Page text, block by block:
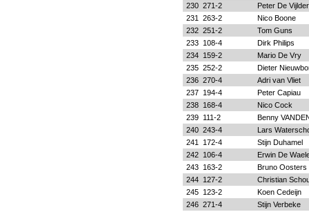
230 271-2
Peter De Vijlder
231
263-2
Nico Boone
232 251-2
Tom Guns
233 108-4
Dirk Philips
234 159-2
Mario De Vry
235 252-2
Dieter
236 270-4
Adri van Vliet
237 194-4
Peter Capiau
238 168-4
Nico Cock
239 111-2
Benny
240 243-4
Lars
241
172-4
Stijn Duhamel
242 106-4
Erwin De
243 163-2
Bruno Oosters
244 127-2
Christian
245 123-2
Koen Cedeijn
246 271-4
Stijn Verbeke